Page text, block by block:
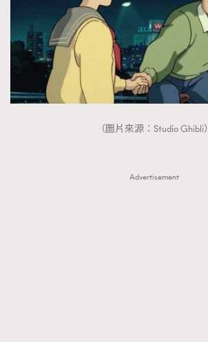
（圖片來源：Studio Ghibli）
Advertisement